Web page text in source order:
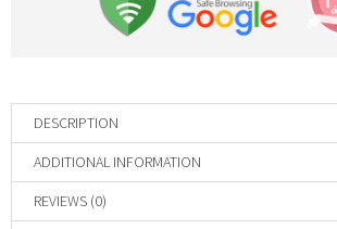
DESCRIPTION
ADDITIONAL INFORMATION
REVIEWS (0)